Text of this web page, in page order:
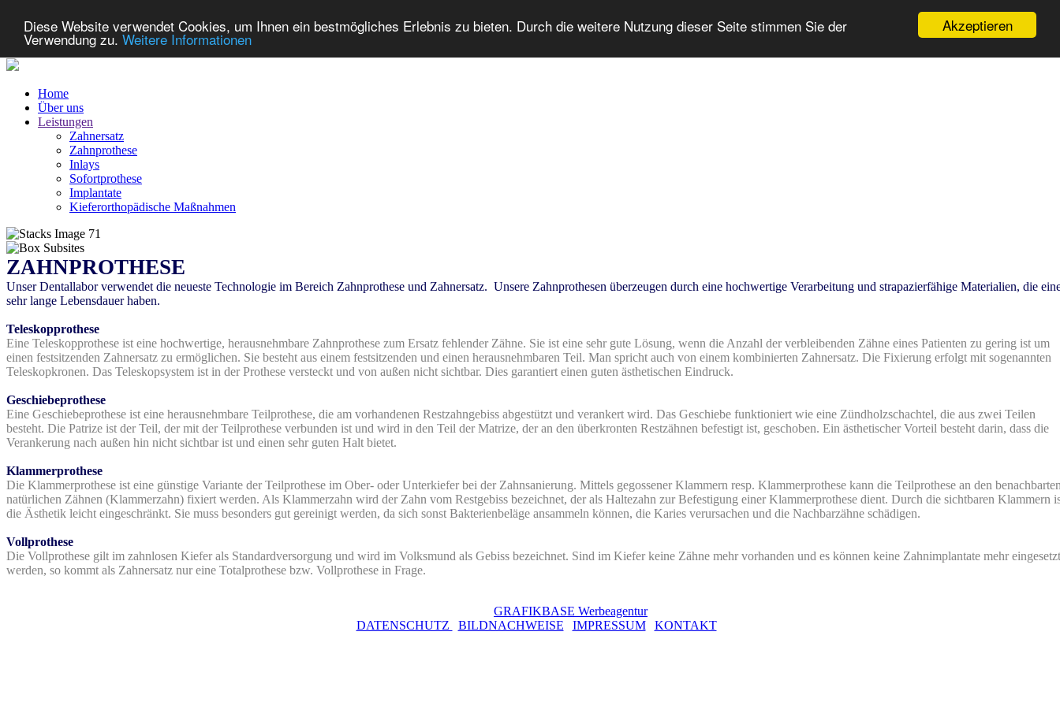
Akzeptieren
Diese Website verwendet Cookies, um Ihnen ein bestmögliches Erlebnis zu bieten. Durch die weitere Nutzung dieser Seite stimmen Sie der
Verwendung zu. Weitere Informationen
Home
Über uns
Leistungen
Zahnersatz
Zahnprothese
Inlays
Sofortprothese
Implantate
Kieferorthopädische Maßnahmen
ZAHNPROTHESE
Unser Dentallabor verwendet die neueste Technologie im Bereich Zahnprothese und Zahnersatz. Unsere Zahnprothesen überzeugen durch eine hochwertige Verarbeitung und strapazierfähige Materialien, die
sehr lange Lebensdauer haben.
Teleskopprothese
Eine Teleskopprothese ist eine hochwertige, herausnehmbare Zahnprothese zum Ersatz fehlender Zähne. Sie ist eine sehr gute Lösung, wenn die Anzahl der verbleibenden Zähne eines Patienten zu gering ist um
einen festsitzenden Zahnersatz zu ermöglichen. Sie besteht aus einem festsitzenden und einen herausnehmbaren Teil. Man spricht auch von einem kombinierten Zahnersatz. Die Fixierung erfolgt mit sogenannten
Teleskopkronen. Das Teleskopsystem ist in der Prothese versteckt und von außen nicht sichtbar. Dies garantiert einen guten ästhetischen Eindruck.
Geschiebeprothese
Eine Geschiebeprothese ist eine herausnehmbare Teilprothese, die am vorhandenen Restzahngebiss abgestützt und verankert wird. Das Geschiebe funktioniert wie eine Zündholzschachtel, die aus zwei Teilen
besteht. Die Patrize ist der Teil, der mit der Teilprothese verbunden ist und wird in den Teil der Matrize, der an den überkronten Restzähnen befestigt ist, geschoben. Ein ästhetischer Vorteil besteht darin, dass die
Verankerung nach außen hin nicht sichtbar ist und einen sehr guten Halt bietet.
Klammerprothese
Die Klammerprothese ist eine günstige Variante der Teilprothese im Ober- oder Unterkiefer bei der Zahnsanierung. Mittels gegossener Klammern resp. Klammerprothese kann die Teilprothese an den
natürlichen Zähnen (Klammerzahn) fixiert werden. Als Klammerzahn wird der Zahn vom Restgebiss bezeichnet, der als Haltezahn zur Befestigung einer Klammerprothese dient. Durch die sichtbaren Klammern
die Ästhetik leicht eingeschränkt. Sie muss besonders gut gereinigt werden, da sich sonst Bakterienbeläge ansammeln können, die Karies verursachen und die Nachbarzähne schädigen.
Vollprothese
Die Vollprothese gilt im zahnlosen Kiefer als Standardversorgung und wird im Volksmund als Gebiss bezeichnet. Sind im Kiefer keine Zähne mehr vorhanden und es können keine Zahnimplantate mehr eingesetzt
werden, so kommt als Zahnersatz nur eine Totalprothese bzw. Vollprothese in Frage.
GRAFIKBASE Werbeagentur
DATENSCHUTZ
BILDNACHWEISE IMPRESSUM| KONTAKT